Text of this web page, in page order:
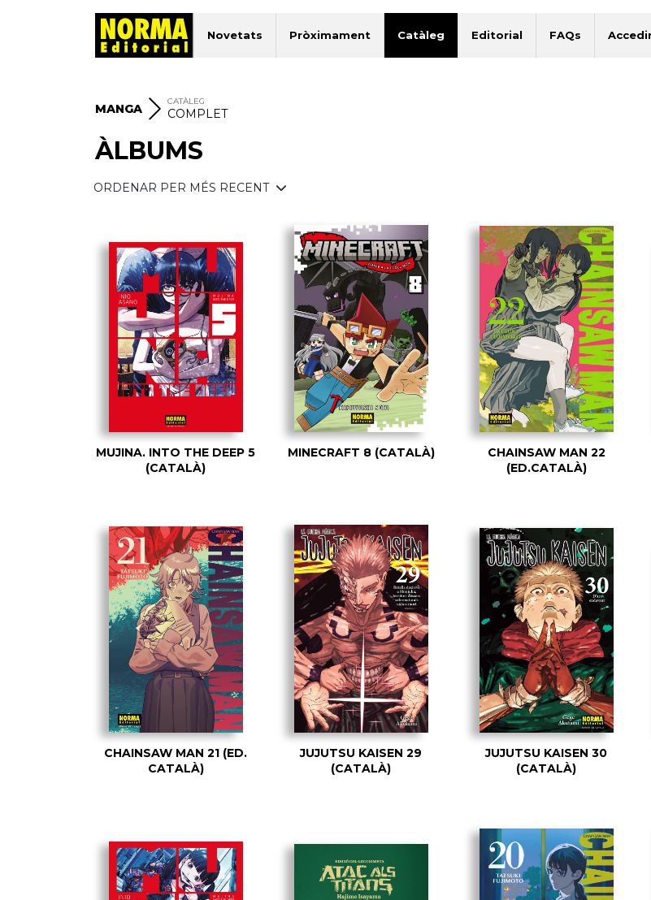
Novetats Pròximament Catàleg Editorial FAQs
MANGA
CATÀLEG
COMPLET
ÀLBUMS
ORDENAR PER MÉS RECENT
MUJINA. INTO THE DEEP 5
(CATALÀ)
MINECRAFT 8 (CATALÀ)
CHAINSAW MAN 22
(ED.CATALÀ)
CHAINSAW MAN 21 (ED.
CATALÀ)
JUJUTSU KAISEN 29
(CATALÀ)
JUJUTSU KAISEN 30
(CATALÀ)